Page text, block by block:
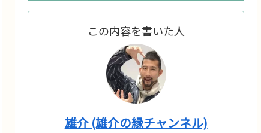
この内容を書いた人
雄介 (雄介の縁チャンネル)